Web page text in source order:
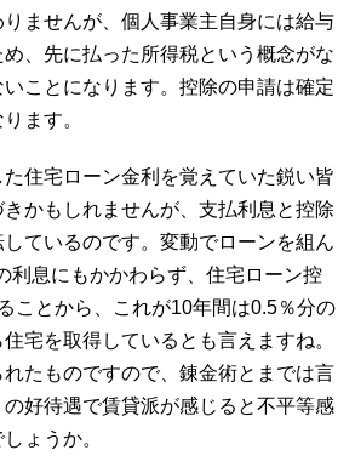
ませんが、個人事業主自身には給与
、先に払った所得税という概念がな
いことになります。控除の申請は確定
ます。
住宅ローン金利を覚えていた鋭い皆
かもしれませんが、支払利息と控除
ているのです。変動でローンを組ん
利息にもかかわらず、住宅ローン控
ことから、これが10年間は0.5％分の
宅を取得しているとも言えますね。
たものですので、錬金術とまでは言
好待遇で賃貸派が感じると不平等感
ょうか。